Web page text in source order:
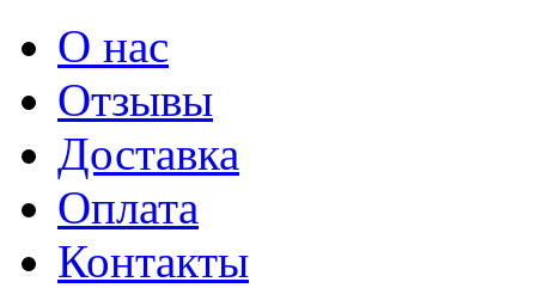
О нас
Отзывы
Доставка
Оплата
Контакты